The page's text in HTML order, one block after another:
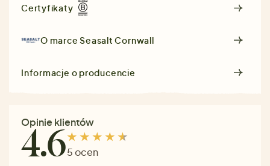
Certyfikaty
O marceSeasalt Cornwall
Informacje o producencie
Opinie klientów
4.65 ocen